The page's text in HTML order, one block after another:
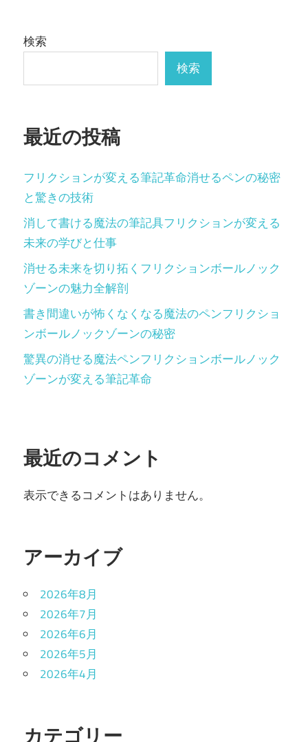
ー
ョ
検索
検索
最近の投稿
フリクションが変える筆記革命消せるペンの秘密
と驚きの技術
消して書ける魔法の筆記具フリクションが変える
未来の学びと仕事
消せる未来を切り拓くフリクションボールノック
ゾーンの魅力全解剖
書き間違いが怖くなくなる魔法のペンフリクショ
ンボールノックゾーンの秘密
驚異の消せる魔法ペンフリクションボールノック
ゾーンが変える筆記革命
最近のコメント
表示できるコメントはありません。
アーカイブ
2026年8月
2026年7月
2026年6月
2026年5月
2026年4月
カテゴリー